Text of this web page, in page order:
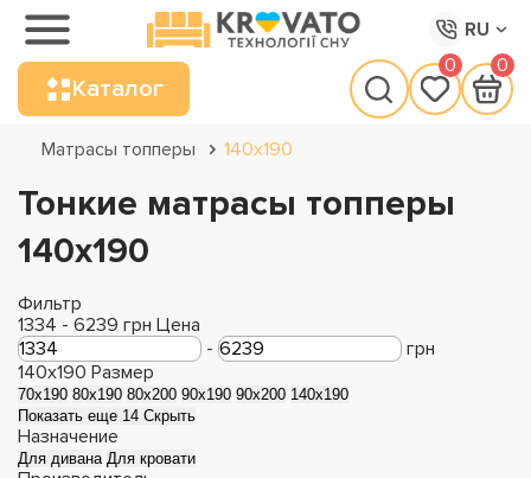
RU
Каталог
0 0
Матрасы топперы 140х190
Тонкие матрасы топперы
140х190
Фильтр
1334 - 6239 грн Цена
-
грн
140x190 Размер
70x190 80x190 80x200 90x190 90x200 140x190
Показать еще 14 Скрыть
Назначение
Для дивана Для кровати